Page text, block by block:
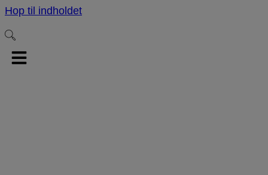
Hop til indholdet